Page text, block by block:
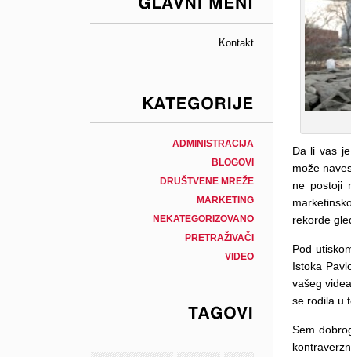
Kontakt
ADMINISTRACIJA
BLOGOVI
DRUŠTVENE MREŽE
MARKETING
NEKATEGORIZOVANO
PRETRAŽIVAČI
VIDEO
Da li vas
može
ne postoji
rekorde
Pod
Istoka
vašeg
se rodila u
Sem